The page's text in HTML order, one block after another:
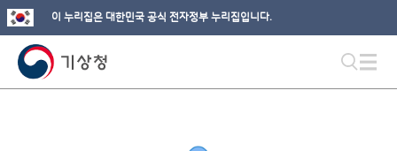
이 누리집은 대한민국 공식 전자정부 누리집입니다.